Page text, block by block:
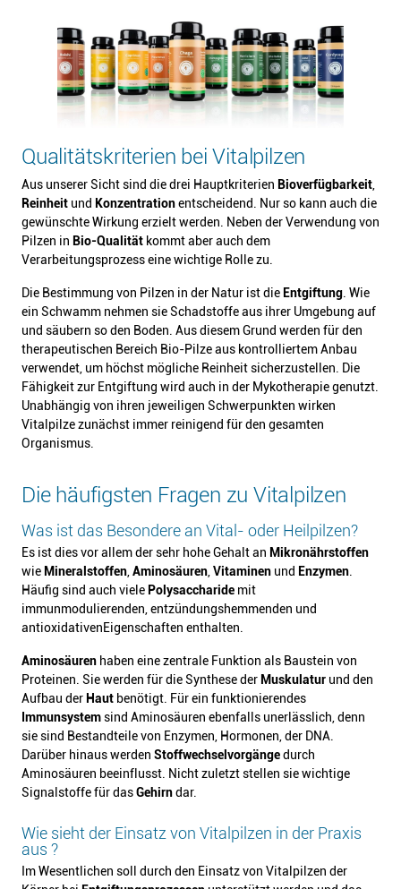
Qualitätskriterien bei Vitalpilzen
Aus unserer Sicht sind die drei Hauptkriterien Bioverfügbarkeit
Reinheit und Konzentrationentscheidend. Nur so kann auch die
gewünschte Wirkung erzielt werden. Neben der Verwendung von
Pilzen in Bio-Qualität kommt aber auch dem
Verarbeitungsprozess eine wichtige Rolle zu.
Die Bestimmung von Pilzen in der Natur ist die Entgiftung. Wie
ein Schwamm nehmen sie Schadstoffe aus ihrer Umgebung auf
und säubern so den Boden. Aus diesem Grund werden für den
therapeutischen Bereich Bio-Pilze aus kontrolliertem Anbau
verwendet, um höchst mögliche Reinheit sicherzustellen. Die
Fähigkeit zur Entgiftung wird auch in der Mykotherapie genutzt.
Unabhängig von ihren jeweiligen Schwerpunkten wirken
Vitalpilze zunächst immer reinigend für den gesamten
Organismus.
Die häufigsten Fragen zu Vitalpilzen
Was ist das Besondere an Vital- oder Heilpilzen?
Es ist dies vor allem der sehr hohe Gehalt an Mikronährstoffen
wie Mineralstoffen,Aminosäuren,Vitaminen und Enzymen.
Häufig sind auch viele Polysaccharide mit
immunmodulierenden, entzündungshemmenden und
antioxidativenEigenschaften enthalten.
Aminosäuren haben eine zentrale Funktion als Baustein von
Proteinen. Sie werden für die Synthese der Muskulatur und den
Aufbau der Haut benötigt. Für ein funktionierendes
Immunsystemsind Aminosäuren ebenfalls unerlässlich, denn
sie sind Bestandteile von Enzymen, Hormonen, der DNA.
Darüber hinaus werden Stoffwechselvorgängedurch
Aminosäuren beeinflusst. Nicht zuletzt stellen sie wichtige
Signalstoffe für dasGehirndar.
Wie sieht der Einsatz von Vitalpilzen in der Praxis
aus ?
Im Wesentlichen soll durch den Einsatz von Vitalpilzen der